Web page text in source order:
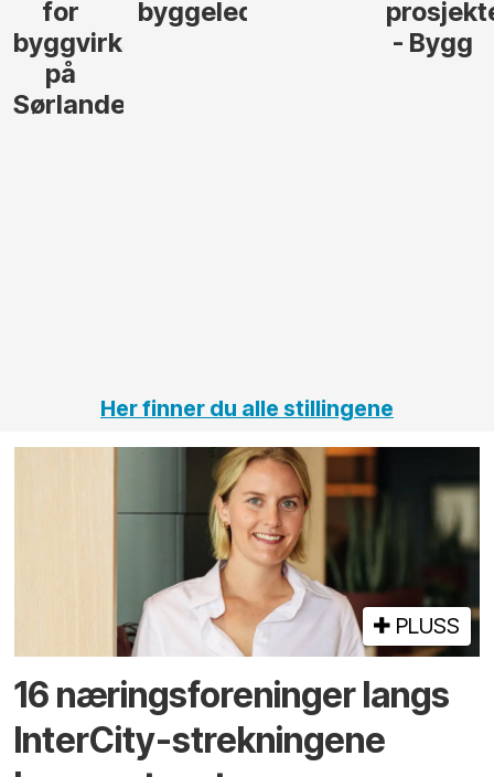
for
byggvirksomhet
på
Sørlandet
byggeleder
- Bygg
Her finner du alle stillingene
PLUSS
16 næringsforeninger langs
InterCity-strekningene